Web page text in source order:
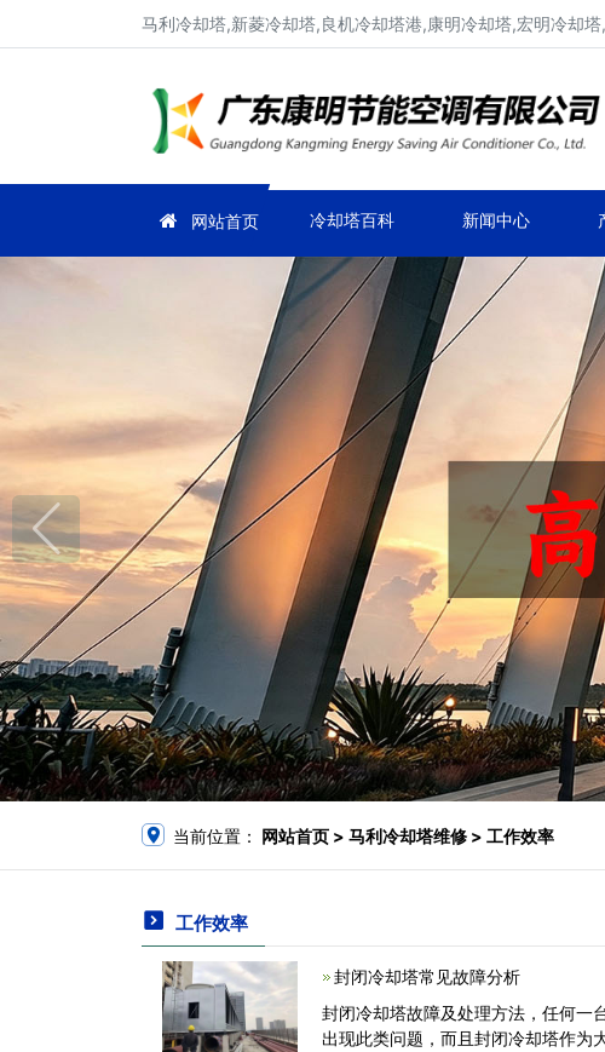
马利冷却塔,新菱冷却塔,良机冷却塔港,康明冷却塔,宏明冷却
网站首页 冷却塔百科 新闻中心
当前位置： 网站首页 > 马利冷却塔维修 > 工作效率
工作效率
封闭冷却塔常见故障分析
封闭冷却塔故障及处理方法，任何一
出现此类问题，而且封闭冷却塔作为